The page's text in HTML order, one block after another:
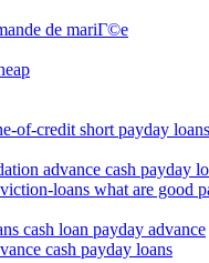
de mariГ©e
of-credit short payday
advance cash payday
loans what are good
cash loan payday advance
cash payday loans